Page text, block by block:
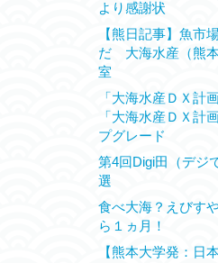
より感謝状
【熊日記事】魚市
だ 大海水産（熊
室
「大海水産ＤＸ計
「大海水産ＤＸ計
プグレード
第4回Digi田（デジ
選
食べ大海？えびす
ら１ヵ月！
【熊本大学発：日